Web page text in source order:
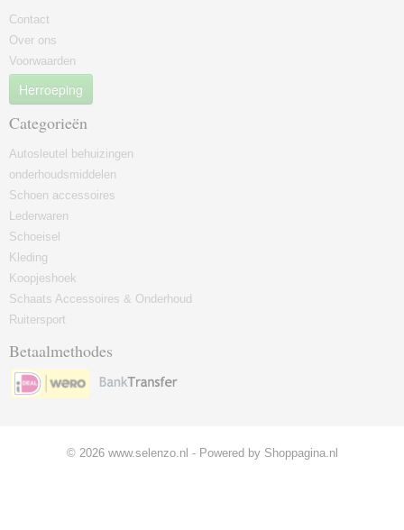
Contact
Over ons
Voorwaarden
Herroeping
Categorieën
Autosleutel behuizingen
onderhoudsmiddelen
Schoen accessoires
Lederwaren
Schoeisel
Kleding
Koopjeshoek
Schaats Accessoires & Onderhoud
Ruitersport
Betaalmethodes
© 2026 www.selenzo.nl - Powered by Shoppagina.nl